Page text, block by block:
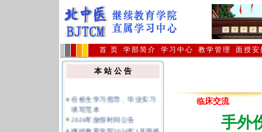
首 页 学部简介 学习中心 教学管理 面授安
本 站 公 告
在校生学习指导、毕业实习
填写范本
2026年放假时间公告
继续教育学院2026年1月期终
临床交流
手外